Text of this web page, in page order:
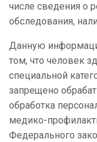
числе сведения о
обследования,
Данную
том, что человек
специальной
запрещено
обработка
медико-
Федерального